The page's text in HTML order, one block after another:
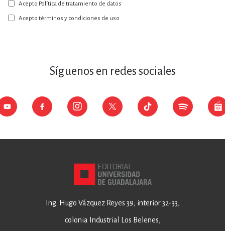
nuestro
boletín:
Acepto Política de tratamiento de datos
Acepto términos y condiciones de uso
Síguenos en redes sociales
Ing. Hugo Vázquez Reyes 39, interior 32-33,
colonia Industrial Los Belenes,